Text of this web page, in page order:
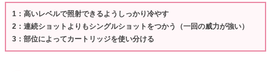
1：高いレベルで照射できるようしっかり冷やす
2：連続ショットよりもシングルショットをつかう（一回の威力が強い）
3：部位によってカートリッジを使い分ける